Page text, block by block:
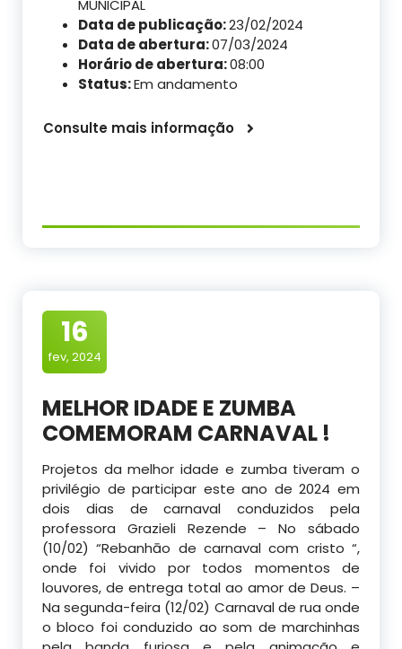
MUNICIPAL
Data de publicação:23/02/2024
Data de abertura:07/03/2024
Horário de abertura:08:00
Status:Em andamento
Consulte mais informação
16
fev, 2024
MELHOR IDADE E ZUMBA
COMEMORAM CARNAVAL !
Projetos da melhor idade e zumba tiveram o
privilégio de participar este ano de 2024 em
dois dias de carnaval conduzidos pela
professora Grazieli Rezende – No sábado
(10/02) “Rebanhāo de carnaval com cristo “,
onde foi vivido por todos momentos de
louvores, de entrega total ao amor de Deus. –
Na segunda-feira (12/02) Carnaval de rua onde
o bloco foi conduzido ao som de marchinhas